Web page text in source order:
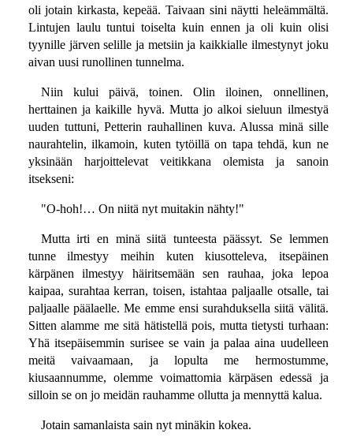
oli jotain kirkasta, kepeää. Taivaan sini näytti heleämmältä.
Lintujen laulu tuntui toiselta kuin ennen ja oli kuin olisi
tyynille järven selille ja metsiin ja kaikkialle ilmestynyt joku
aivan uusi runollinen tunnelma.
Niin kului päivä, toinen. Olin iloinen, onnellinen,
herttainen ja kaikille hyvä. Mutta jo alkoi sieluun ilmestyä
uuden tuttuni, Petterin rauhallinen kuva. Alussa minä sille
naurahtelin, ilkamoin, kuten tytöillä on tapa tehdä, kun ne
yksinään harjoittelevat veitikkana olemista ja sanoin
itsekseni:
"O-hoh!… On niitä nyt muitakin nähty!"
Mutta irti en minä siitä tunteesta päässyt. Se lemmen
tunne ilmestyy meihin kuten kiusotteleva, itsepäinen
kärpänen ilmestyy häiritsemään sen rauhaa, joka lepoa
kaipaa, surahtaa kerran, toisen, istahtaa paljaalle otsalle, tai
paljaalle päälaelle. Me emme ensi surahduksella siitä välitä.
Sitten alamme me sitä hätistellä pois, mutta tietysti turhaan:
Yhä itsepäisemmin surisee se vain ja palaa aina uudelleen
meitä vaivaamaan, ja lopulta me hermostumme,
kiusaannumme, olemme voimattomia kärpäsen edessä ja
silloin se on jo meidän rauhamme ollutta ja mennyttä kalua.
Jotain samanlaista sain nyt minäkin kokea.